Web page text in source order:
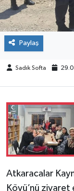
Paylaş
Sadık Softa
Atkaracalar
Köyü’nü ziyaret
KÜLTÜR
TURİZM
MAGAZİN
BÖLGE
TÜRKİYE
DÜNYA